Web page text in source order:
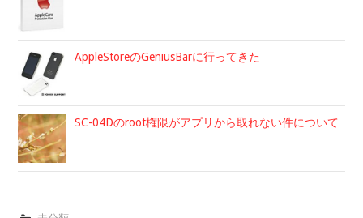
AppleStoreのGeniusBarに行ってきた
SC-04Dのroot権限がアプリから取れない件について